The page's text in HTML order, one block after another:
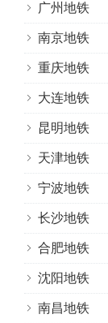
广州地铁
南京地铁
重庆地铁
大连地铁
昆明地铁
天津地铁
宁波地铁
长沙地铁
合肥地铁
沈阳地铁
南昌地铁